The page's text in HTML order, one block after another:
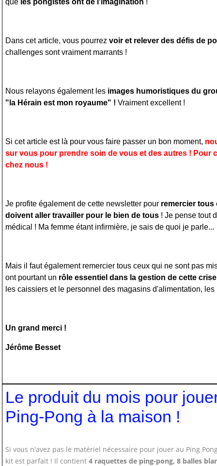
que les pongistes ont de l'imagination !
Dans cet article, vous pourrez voir et relever des défis de
challenges sont vraiment marrants !
Nous relayons également les images humoristiques du
"la Hérain est mon royaume" ! Vraiment excellent !
Si cet article est là pour vous faire passer un bon moment,
sur vous pour prendre soin de vous et des autres ! Pour
chez nous !
Je profite également de cette newsletter pour remercier tous
doivent aller travailler pour le bien de tous ! Je pense tout
médical ! Ma femme étant infirmière, je sais de quoi je parle...
Mais il faut également remercier tous ceux qui ne sont pas
ont pourtant un rôle essentiel dans la gestion de cette crise
les caissiers et le personnel des magasins d'alimentation, les
Un grand merci !
Jérôme Besset
Le produit du mois pour
Ping-Pong à la maison !
Si vous n'avez pas le matériel nécessaire pour jouer au Ping
kit est parfait ! Il contient 4 raquettes de ping-pong, 8 balles